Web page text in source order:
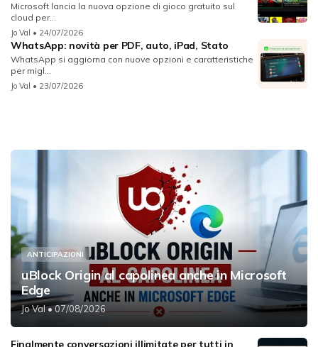
Microsoft lancia la nuova opzione di gioco gratuito sul
cloud per...
Jo Val • 24/07/2026
WhatsApp: novità per PDF, auto, iPad, Stato
WhatsApp si aggiorna con nuove opzioni e caratteristiche
per migl...
Jo Val • 23/07/2026
ANTICIPAZIONI
uBlock Origin al capolinea anche in Microsoft
Edge
Jo Val• 07/08/2026